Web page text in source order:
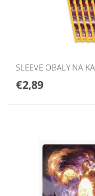
SLEEVE OBALY NA
€2,89